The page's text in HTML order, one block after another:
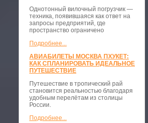
​Однотонный вилочный погрузчик —
техника, появившаяся как ответ на
запросы предприятий, где
пространство ограничено
Подробнее...
АВИАБИЛЕТЫ МОСКВА ПХУКЕТ:
КАК СПЛАНИРОВАТЬ ИДЕАЛЬНОЕ
ПУТЕШЕСТВИЕ
Путешествие в тропический рай
становится реальностью благодаря
удобным перелётам из столицы
России.
Подробнее...